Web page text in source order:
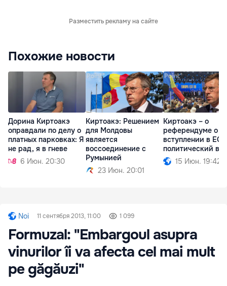
Разместить рекламу на сайте
Похожие новости
Дорина Киртоакэ
оправдали по делу о
платных парковках: Я
не рад, я в гневе
6 Июн. 20:30
Киртоакэ: Решением
для Молдовы
является
воссоединение с
Румынией
23 Июн. 20:01
Киртоакэ – о
референдуме о
вступлении в ЕС:
политический
15 Июн. 19:42
Noi 11 сентября 2013, 11:00 1 099
Formuzal: "Embargoul asupra
vinurilor îi va afecta cel mai mult
pe găgăuzi"